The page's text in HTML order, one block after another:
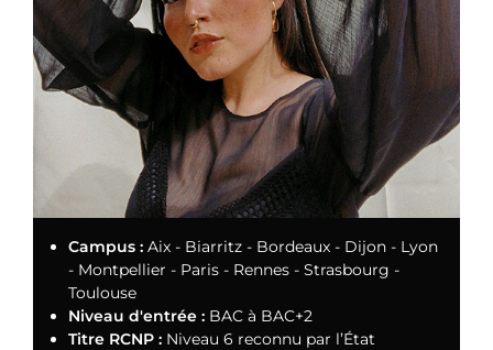
Campus : Aix - Biarritz - Bordeaux - Dijon - Lyon
- Montpellier - Paris - Rennes - Strasbourg -
Toulouse
Niveau d'entrée : BAC à BAC+2
Titre RCNP : Niveau 6 reconnu par l’État